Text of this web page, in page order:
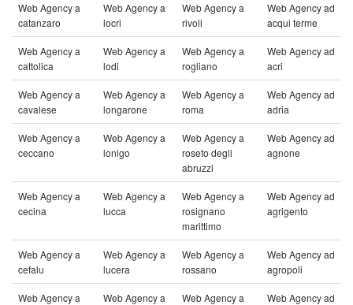
Web Agency a
catanzaro
Web Agency a
locri
Web Agency a
rivoli
Web Agency ad
acqui terme
Web Agency a
cattolica
Web Agency a
lodi
Web Agency a
rogliano
Web Agency ad
acri
Web Agency a
cavalese
Web Agency a
longarone
Web Agency a
roma
Web Agency ad
adria
Web Agency a
ceccano
Web Agency a
lonigo
Web Agency a
roseto degli
abruzzi
Web Agency ad
agnone
Web Agency a
cecina
Web Agency a
lucca
Web Agency a
rosignano
marittimo
Web Agency ad
agrigento
Web Agency a
cefalu
Web Agency a
lucera
Web Agency a
rossano
Web Agency ad
agropoli
Web Agency a
Web Agency a
Web Agency a
Web Agency ad